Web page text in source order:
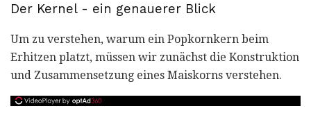
Der Kernel - ein genauerer Blick
Um zu verstehen, warum ein Popkornkern beim
Erhitzen platzt, müssen wir zunächst die Konstruktion
und Zusammensetzung eines Maiskorns verstehen.